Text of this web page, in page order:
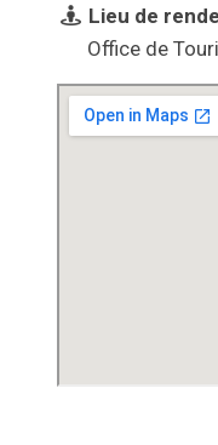
Lieu de
Office de